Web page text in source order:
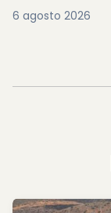
6 agosto 2026